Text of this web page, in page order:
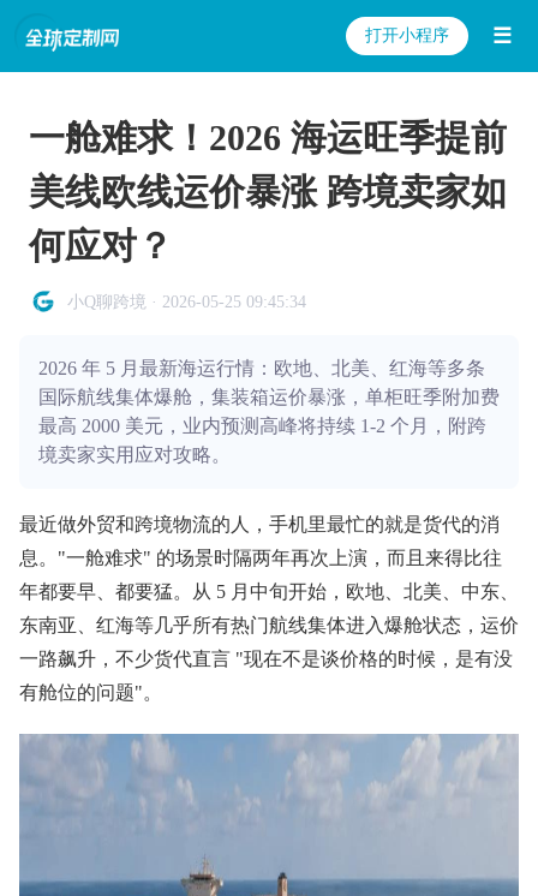
打开小程序 ☰
一舱难求！2026 海运旺季提前
美线欧线运价暴涨 跨境卖家如
何应对？
小Q聊跨境 · 2026-05-25 09:45:34
2026 年 5 月最新海运行情：欧地、北美、红海等多条
国际航线集体爆舱，集装箱运价暴涨，单柜旺季附加费
最高 2000 美元，业内预测高峰将持续 1-2 个月，附跨
境卖家实用应对攻略。
最近做外贸和跨境物流的人，手机里最忙的就是货代的消
息。"一舱难求" 的场景时隔两年再次上演，而且来得比往
年都要早、都要猛。从 5 月中旬开始，欧地、北美、中东、
东南亚、红海等几乎所有热门航线集体进入爆舱状态，运价
一路飙升，不少货代直言 "现在不是谈价格的时候，是有没
有舱位的问题"。